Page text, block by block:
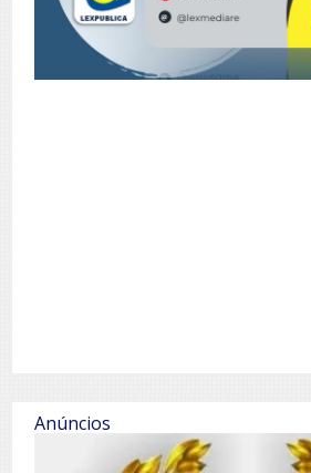
Anúncios